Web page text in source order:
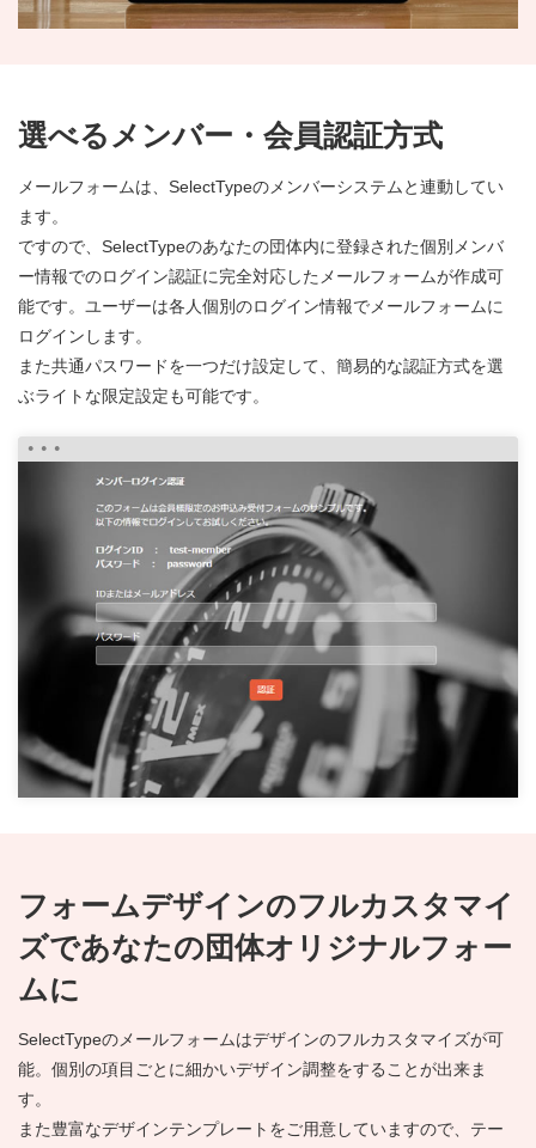
選べるメンバー・会員認証方式
メールフォームは、SelectTypeのメンバーシステムと連動してい
ます。
ですので、SelectTypeのあなたの団体内に登録された個別メンバ
ー情報でのログイン認証に完全対応したメールフォームが作成可
能です。ユーザーは各人個別のログイン情報でメールフォームに
ログインします。
また共通パスワードを一つだけ設定して、簡易的な認証方式を選
ぶライトな限定設定も可能です。
フォームデザインのフルカスタマイ
ズであなたの団体オリジナルフォー
ムに
SelectTypeのメールフォームはデザインのフルカスタマイズが可
能。個別の項目ごとに細かいデザイン調整をすることが出来ま
す。
また豊富なデザインテンプレートをご用意していますので、テー